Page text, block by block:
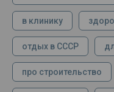
в клинику
отдых в СССР
про строительство